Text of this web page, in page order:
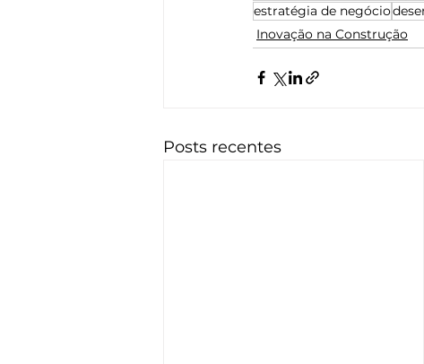
estratégia de negócio
Inovação na Construção
Posts recentes